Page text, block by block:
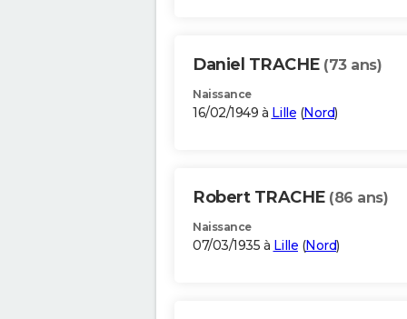
Daniel TRACHE (73 ans)
Naissance
16/02/1949 à Lille (Nord)
Robert TRACHE (86 ans)
Naissance
07/03/1935 à Lille (Nord)